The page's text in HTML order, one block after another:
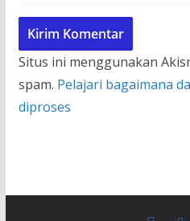
Situs ini menggunakan
spam. Pelajari bagaimana
diproses